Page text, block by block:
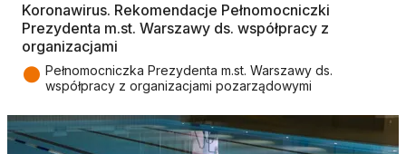
Koronawirus. Rekomendacje Pełnomocniczki
Prezydenta m.st. Warszawy ds. współpracy z
organizacjami
● Pełnomocniczka Prezydenta m.st. Warszawy ds.
współpracy z organizacjami pozarządowymi